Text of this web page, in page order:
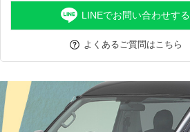
LINEでお問い合わせする
よくあるご質問はこちら